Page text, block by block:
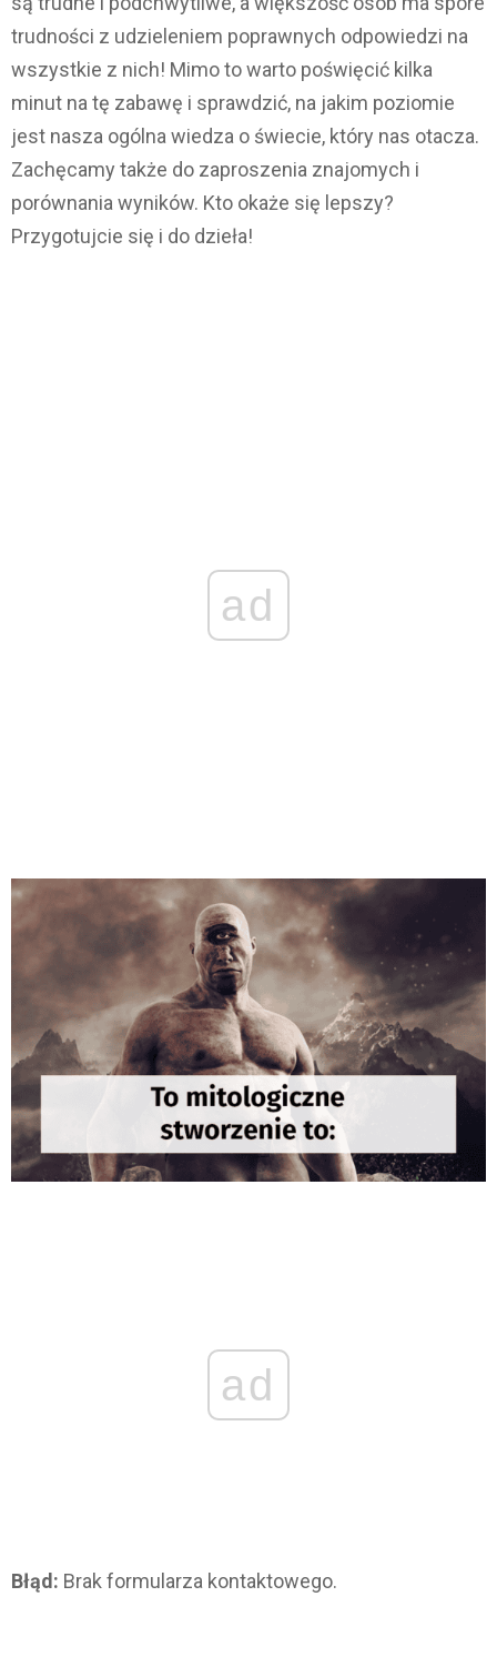
trudności z udzieleniem poprawnych odpowiedzi na
wszystkie z nich! Mimo to warto poświęcić kilka
minut na tę zabawę i sprawdzić, na jakim poziomie
jest nasza ogólna wiedza o świecie, który nas otacza.
Zachęcamy także do zaproszenia znajomych i
porównania wyników. Kto okaże się lepszy?
Przygotujcie się i do dzieła!
ad
ad
Błąd: Brak formularza kontaktowego.